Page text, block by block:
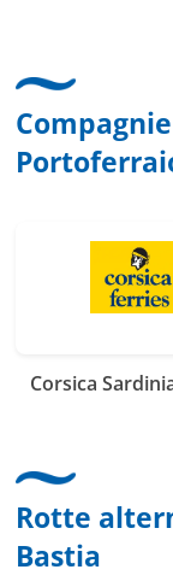
Corsica
Rotte
Bastia